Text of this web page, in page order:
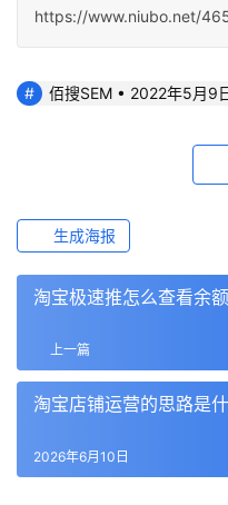
https://www.niubo.net/
佰搜SEM • 2022年5月9
生成海报
淘宝极速推怎么查看余
上一篇
淘宝店铺运营的思路是
2026年6月10日